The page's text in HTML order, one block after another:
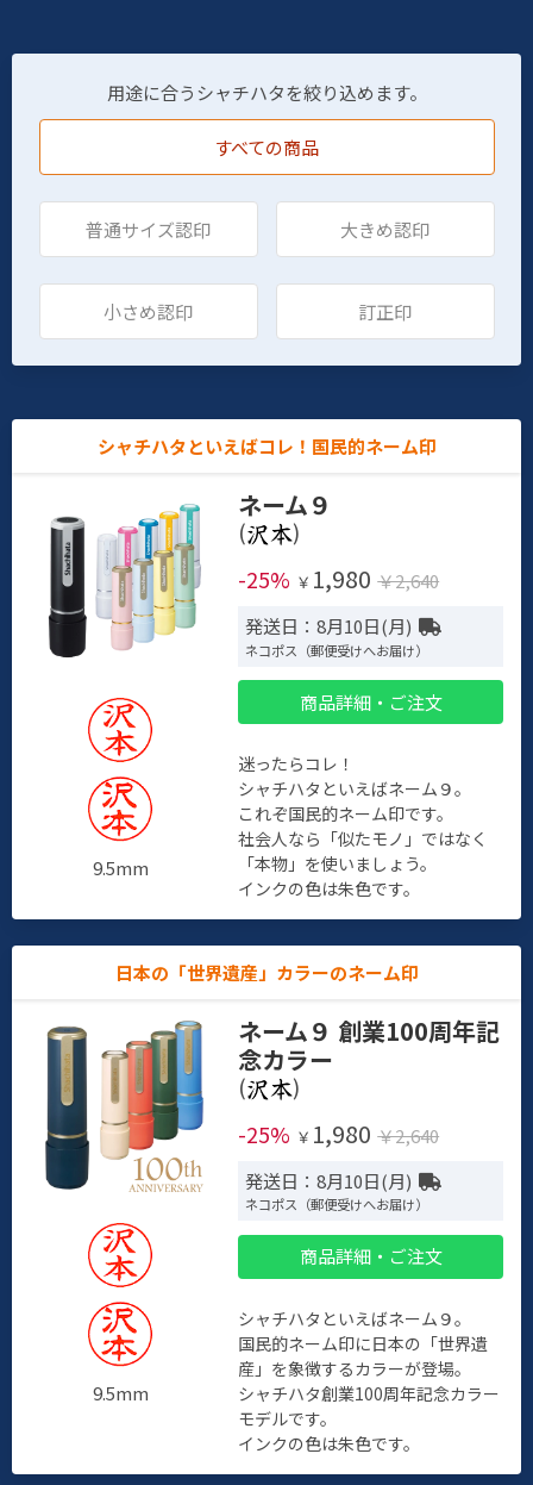
用途に合うシャチハタを絞り込めます。
すべての商品
普通サイズ認印 大きめ認印
小さめ認印 訂正印
シャチハタといえばコレ！国民的ネーム印
9.5mm
ネーム９
(
)
-25% ￥ 1,980 ￥2,640
発送日：8月10日(月)
ネコポス（郵便受けへお届け）
商品詳細・ご注文
迷ったらコレ！
シャチハタといえばネーム９。
これぞ国民的ネーム印です。
社会人なら「似たモノ」ではなく
「本物」を使いましょう。
インクの色は朱色です。
日本の「世界遺産」カラーのネーム印
9.5mm
ネーム９ 創業100周年記
念カラー
(
)
-25% ￥ 1,980 ￥2,640
発送日：8月10日(月)
ネコポス（郵便受けへお届け）
商品詳細・ご注文
シャチハタといえばネーム９。
国民的ネーム印に日本の「世界遺
産」を象徴するカラーが登場。
シャチハタ創業100周年記念カラー
モデルです。
インクの色は朱色です。